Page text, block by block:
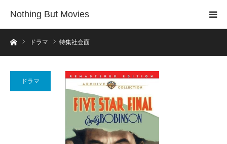
Nothing But Movies
ホームドラマ 特集社会面
ドラマ